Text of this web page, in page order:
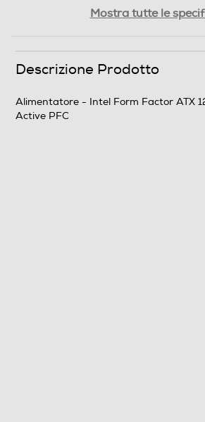
Informazioni sulla sicurezza del prodotto
Mostra tutte le
Descrizione Prodotto
Alimentatore - Intel Form Factor ATX
Active PFC